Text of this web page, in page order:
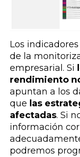
Los
de la
empresarial. Si
rendimiento
apuntan a los
que las
afectadas. Si
información
podremos